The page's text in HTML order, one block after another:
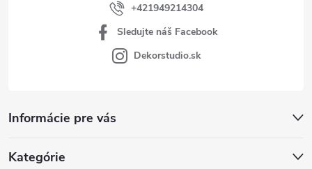
Informácie pre vás
Kategórie
+421949214304
Sledujte náš Facebook
Dekorstudio.sk